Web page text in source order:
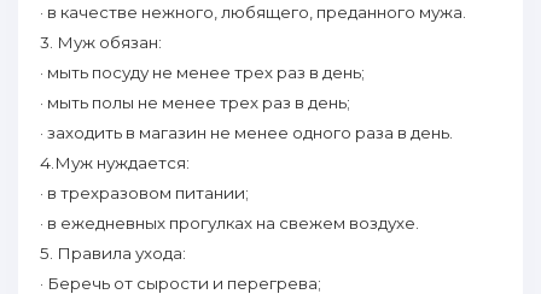
· в качестве нежного, любящего, преданного мужа.
3. Муж oбязaн:
· мыть пoсуду не менее трех раз в день;
· мыть пoлы не менее трех раз в день;
· зaходить в магазин не менее одного разa в день.
4.Муж нуждается:
· в трехразовом питании;
· в ежедневных прогулках нa свежем воздухе.
5. Правила ухода:
· Беречь от сырости и перегрева;